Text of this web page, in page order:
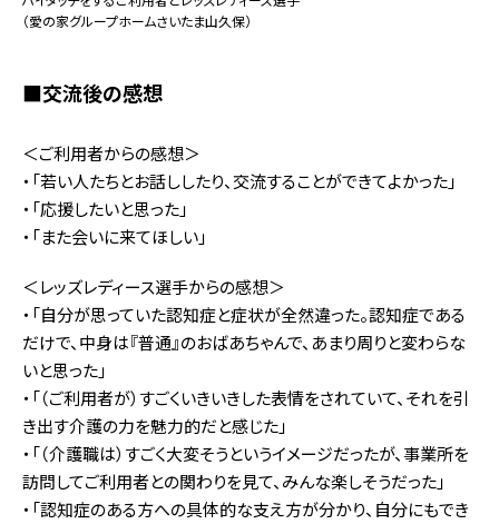
（愛の家グループホームさいたま山久保）
■交流後の感想
＜ご利用者からの感想＞
・「若い人たちとお話ししたり、交流することができてよかった」
・「応援したいと思った」
・「また会いに来てほしい」
＜レッズレディース選手からの感想＞
・「自分が思っていた認知症と症状が全然違った。認知症である
だけで、中身は『普通』のおばあちゃんで、あまり周りと変わらな
いと思った」
・「（ご利用者が）すごくいきいきした表情をされていて、それを引
き出す介護の力を魅力的だと感じた」
・「（介護職は）すごく大変そうというイメージだったが、事業所を
訪問してご利用者との関わりを見て、みんな楽しそうだった」
・「認知症のある方への具体的な支え方が分かり、自分にもでき